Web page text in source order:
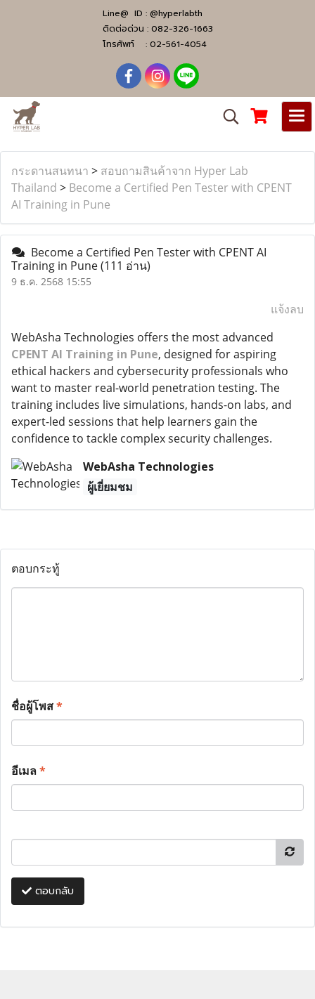
Line@ ID : @hyperlabth
ติดต่อด่วน : 082-326-1663
โทรศัพท์ : 02-561-4054
กระดานสนทนา > สอบถามสินค้าจาก Hyper Lab
Thailand > Become a Certified Pen Tester with CPENT
AI Training in Pune
Become a Certified Pen Tester with CPENT AI
Training in Pune(111 อ่าน)
9 ธ.ค. 2568 15:55
แจ้งลบ
WebAsha Technologies offers the most advanced
CPENT AI Training in Pune, designed for aspiring
ethical hackers and cybersecurity professionals who
want to master real-world penetration testing. The
training includes live simulations, hands-on labs, and
expert-led sessions that help learners gain the
confidence to tackle complex security challenges.
WebAsha Technologies
ผู้เยี่ยมชม
ตอบกระทู้
ชื่อผู้โพส*
อีเมล*
ตอบกลับ